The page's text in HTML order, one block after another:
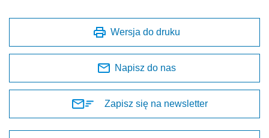
Wersja do druku
Napisz do nas
Zapisz się na newsletter